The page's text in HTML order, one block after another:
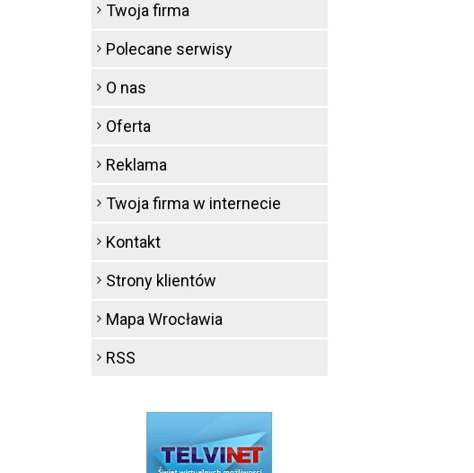
Twoja firma
Polecane serwisy
O nas
Oferta
Reklama
Twoja firma w internecie
Kontakt
Strony klientów
Mapa Wrocławia
RSS